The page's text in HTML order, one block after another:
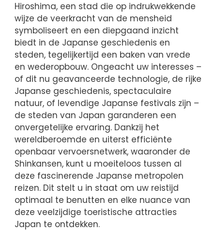
Hiroshima, een stad die op indrukwekkende
wijze de veerkracht van de mensheid
symboliseert en een diepgaand inzicht
biedt in de Japanse geschiedenis en
steden, tegelijkertijd een baken van vrede
en wederopbouw. Ongeacht uw interesses –
of dit nu geavanceerde technologie, de rijke
Japanse geschiedenis, spectaculaire
natuur, of levendige Japanse festivals zijn –
de steden van Japan garanderen een
onvergetelijke ervaring. Dankzij het
wereldberoemde en uiterst efficiënte
openbaar vervoersnetwerk, waaronder de
Shinkansen, kunt u moeiteloos tussen al
deze fascinerende Japanse metropolen
reizen. Dit stelt u in staat om uw reistijd
optimaal te benutten en elke nuance van
deze veelzijdige toeristische attracties
Japan te ontdekken.